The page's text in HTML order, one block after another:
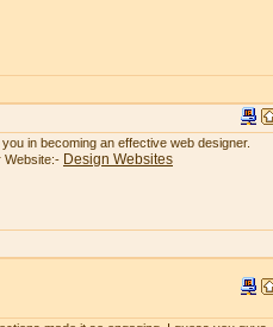
in becoming an effective web designer.
Website:- Design Websites